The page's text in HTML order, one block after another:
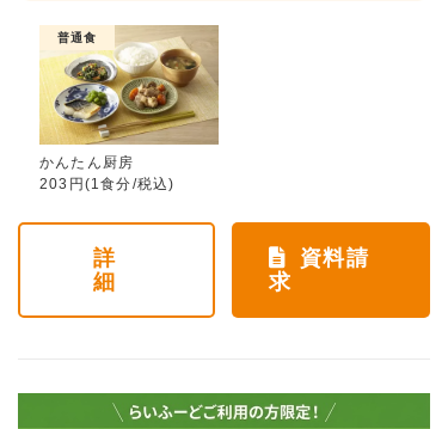
普通食
かんたん厨房
203円(1食分/税込)
詳
細
資料請
求